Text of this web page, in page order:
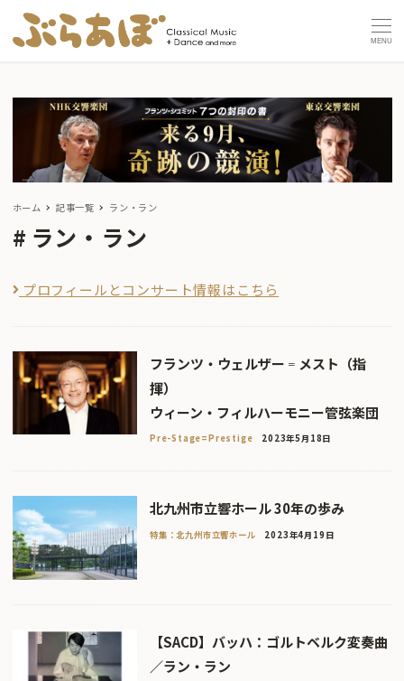
MENU
ホーム 記事一覧 ラン・ラン
ラン・ラン
プロフィールとコンサート情報はこちら
フランツ・ウェルザー゠メスト（指
揮）
ウィーン・フィルハーモニー管弦楽団
Pre-Stage=Prestige 2023年5月18日
北九州市立響ホール 30年の歩み
特集：北九州市立響ホール 2023年4月19日
【SACD】バッハ：ゴルトベルク変奏曲
／ラン・ラン